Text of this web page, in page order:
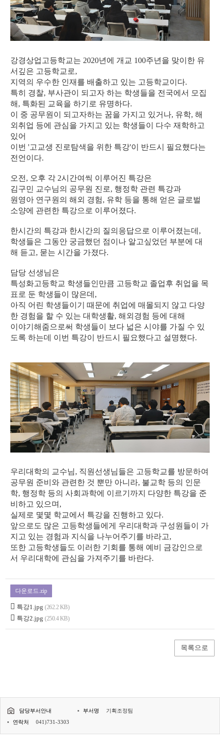
강경상업고등학교는 2020년에 개교 100주년을 맞이한 유
서깊은 고등학교로,
지역의 우수한 인재를 배출하고 있는 고등학교이다.
특히 경찰, 부사관이 되고자 하는 학생들을 전국에서 모집
해, 특화된 교육을 하기로 유명하다.
이 중 공무원이 되고자하는 꿈을 가지고 있거나, 유학, 해
외취업 등에 관심을 가지고 있는 학생들이 다수 재학하고
있어
이번 '고교생 진로탐색을 위한 특강'이 반드시 필요했다는
전언이다.
오전, 오후 각 2시간여씩 이루어진 특강은
김구민 교수님의 공무원 진로, 행정학 관련 특강과
원영아 연구원의 해외 경험, 유학 등을 통해 얻은 글로벌
소양에 관련한 특강으로 이루어졌다.
한시간의 특강과 한시간의 질의응답으로 이루어졌는데,
학생들은 그동안 궁금했던 점이나 알고싶었던 부분에 대
해 듣고, 묻는 시간을 가졌다.
담당 선생님은
특성화고등학교 학생들인만큼 고등학교 졸업후 취업을 목
표로 둔 학생들이 많은데,
아직 어린 학생들이기 때문에 취업에 매몰되지 않고 다양
한 경험을 할 수 있는 대학생활, 해외경험 등에 대해
이야기해줌으로써 학생들이 보다 넓은 시야를 가질 수 있
도록 하는데 이번 특강이 반드시 필요했다고 설명했다.
우리대학의 교수님, 직원선생님들은 고등학교를 방문하여
공무원 준비와 관련한 것 뿐만 아니라, 불교학 등의 인문
학, 행정학 등의 사회과학에 이르기까지 다양한 특강을 준
비하고 있으며,
실제로 몇몇 학교에서 특강을 진행하고 있다.
앞으로도 많은 고등학생들에게 우리대학과 구성원들이 가
지고 있는 경험과 지식을 나누어주기를 바라고,
또한 고등학생들도 이러한 기회를 통해 예비 금강인으로
서 우리대학에 관심을 가져주기를 바란다.
다운로드.zip
특강1.jpg (262.2 KB)
특강2.jpg (250.4 KB)
목록으로
담당부서안내 부서명
기획조정팀
연락처
041)731-3303